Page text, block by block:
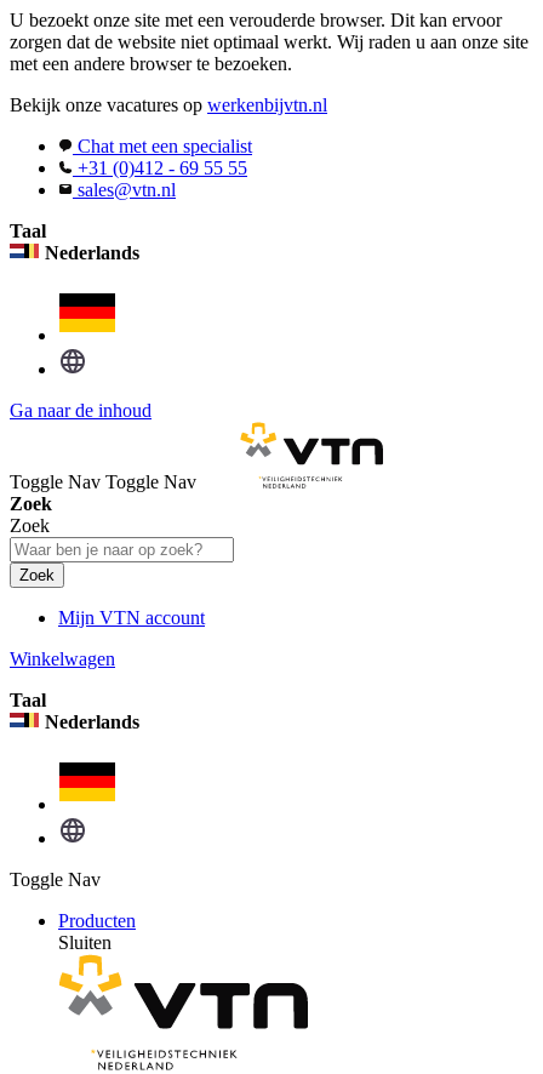
U bezoekt onze site met een verouderde browser. Dit kan ervoor
zorgen dat de website niet optimaal werkt. Wij raden u aan onze site
met een andere browser te bezoeken.
Bekijk onze vacatures op werkenbijvtn.nl
Chat met een specialist
+31 (0)412 - 69 55 55
sales@vtn.nl
Taal
Nederlands
Ga naar de inhoud
Toggle Nav Toggle Nav
Zoek
Zoek
Zoek
Mijn VTN account
Winkelwagen
Taal
Nederlands
Toggle Nav
Producten
Sluiten